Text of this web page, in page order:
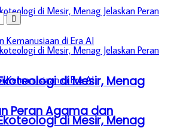
di Mesir, Menag
Peran Agama dan
di Mesir, Menag